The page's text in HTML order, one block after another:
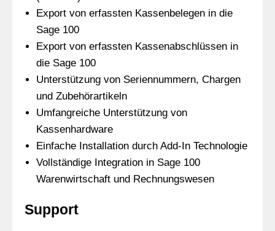
Export von erfassten Kassenbelegen in die
Sage 100
Export von erfassten Kassenabschlüssen in
die Sage 100
Unterstützung von Seriennummern, Chargen
und Zubehörartikeln
Umfangreiche Unterstützung von
Kassenhardware
Einfache Installation durch Add-In Technologie
Vollständige Integration in Sage 100
Warenwirtschaft und Rechnungswesen
Support